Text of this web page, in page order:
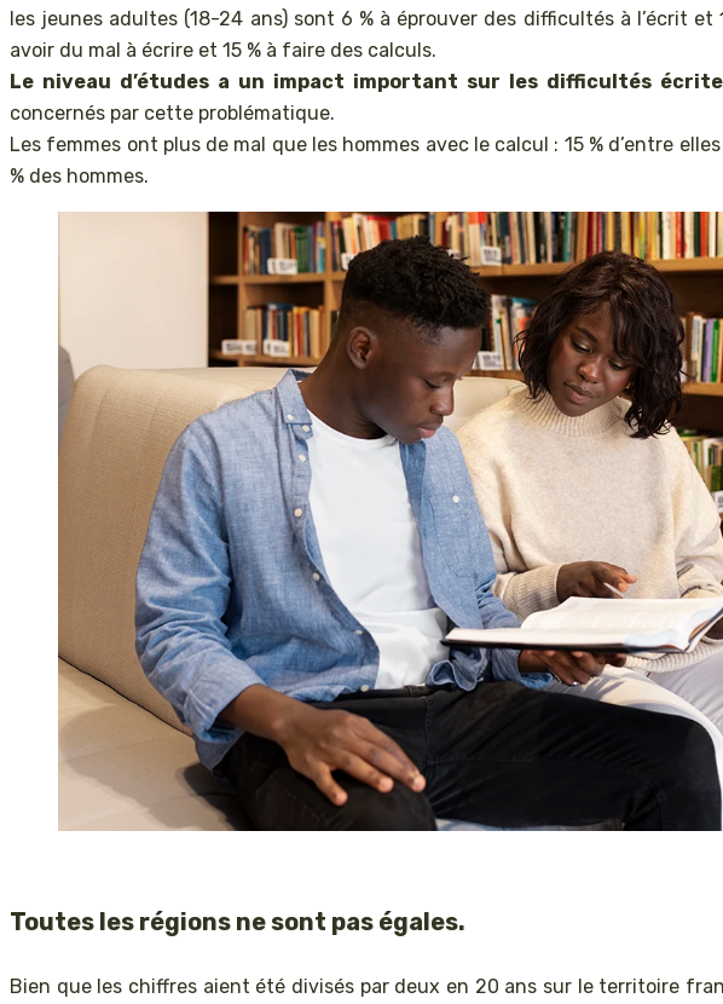
les jeunes adultes (18-24 ans) sont 6 % à éprouver des difficultés à l’écrit
avoir du mal à écrire et 15 % à faire des calculs.
Le niveau d’études a un impact important sur les difficultés
concernés par cette problématique.
Les femmes ont plus de mal que les hommes avec le calcul : 15 % d’entre
% des hommes.
Toutes les régions ne sont pas égales.
Bien que les chiffres aient été divisés par deux en 20 ans sur le territoire